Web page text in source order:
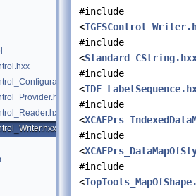
#include
<
#include
<
#include
<
#include
<
#include
<
#include
<